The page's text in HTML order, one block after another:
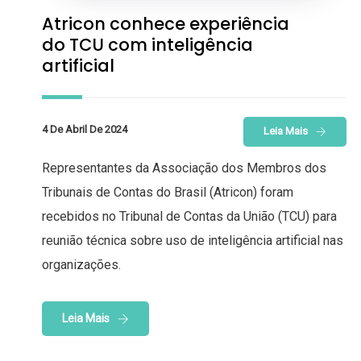
Atricon conhece experiência
do TCU com inteligência
artificial
4 De Abril De 2024 Leia Mais
Representantes da Associação dos Membros dos
Tribunais de Contas do Brasil (Atricon) foram
recebidos no Tribunal de Contas da União (TCU) para
reunião técnica sobre uso de inteligência artificial nas
organizações.
Leia Mais